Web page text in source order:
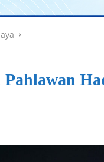
Pahlawan